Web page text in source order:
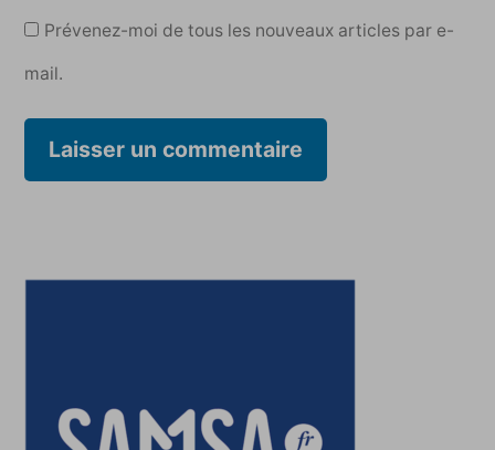
Prévenez-moi de tous les nouveaux articles par e-
mail.